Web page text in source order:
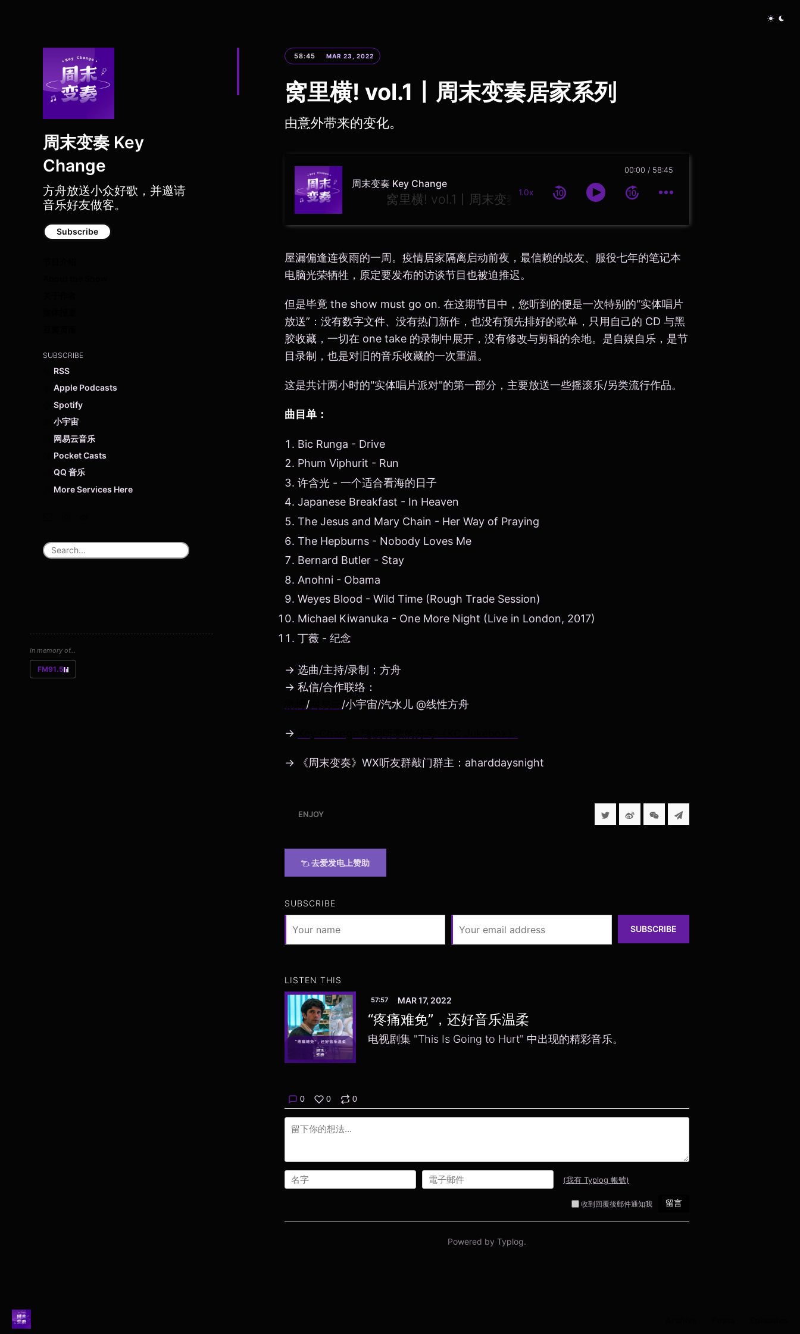
周末变奏 Key
Change
方舟放送小众好歌，并邀请
音乐好友做客。
Subscribe
SUBSCRIBE
RSS
Apple Podcasts
Spotify
小宇宙
网易云音乐
Pocket Casts
QQ 音乐
More Services Here
In memory of...
FM91.5
58:45 MAR 23, 2022
窝里横! vol.1丨周末变奏居家系列
由意外带来的变化。
周末变奏 Key Change
窝里横! vol.1丨周末变奏居家系列 1.0x
00:00 58:45
屋漏偏逢连夜雨的一周。疫情居家隔离启动前夜，最信赖的战友、服役七年的笔记本
电脑光荣牺牲，原定要发布的访谈节目也被迫推迟。
但是毕竟 the show must go on. 在这期节目中，您听到的便是一次特别的“实体唱片
放送”：没有数字文件、没有热门新作，也没有预先排好的歌单，只用自己的 CD 与黑
胶收藏，一切在 one take 的录制中展开，没有修改与剪辑的余地。是自娱自乐，是节
目录制，也是对旧的音乐收藏的一次重温。
这是共计两小时的"实体唱片派对"的第一部分，主要放送一些摇滚乐/另类流行作品。
曲目单：
Bic Runga - Drive
Phum Viphurit - Run
许含光 - 一个适合看海的日子
Japanese Breakfast - In Heaven
The Jesus and Mary Chain - Her Way of Praying
The Hepburns - Nobody Loves Me
Bernard Butler - Stay
Anohni - Obama
Weyes Blood - Wild Time (Rough Trade Session)
Michael Kiwanuka - One More Night (Live in London, 2017)
丁薇 - 纪念
→ 选曲/主持/录制：方舟
→ 私信/合作联络：
/ /小宇宙/汽水儿 @线性方舟
→
→ 《周末变奏》WX听友群敲门群主：aharddaysnight
ENJOY
去爱发电上赞助
SUBSCRIBE
SUBSCRIBE
LISTEN THIS
57:57 MAR 17, 2022
“疼痛难免”，还好音乐温柔
电视剧集 "This Is Going to Hurt" 中出现的精彩音乐。